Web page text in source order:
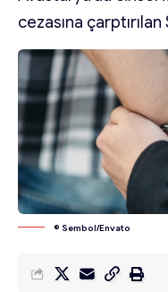
cezasına
© Sembol/Envato